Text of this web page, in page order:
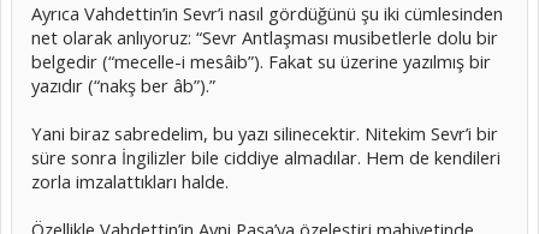
Ayrıca Vahdettin’in Sevr’i nasıl gördüğünü şu iki cümlesinden
net olarak anlıyoruz: “Sevr Antlaşması musibetlerle dolu bir
belgedir (“mecelle-i mesâib”). Fakat su üzerine yazılmış bir
yazıdır (“nakş ber âb”).”
Yani biraz sabredelim, bu yazı silinecektir. Nitekim Sevr’i bir
süre sonra İngilizler bile ciddiye almadılar. Hem de kendileri
zorla imzalattıkları halde.
Özellikle Vahdettin’in Avni Paşa’ya özeleştiri mahiyetinde